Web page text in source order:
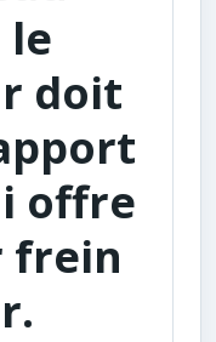
le
doit
offre
frein